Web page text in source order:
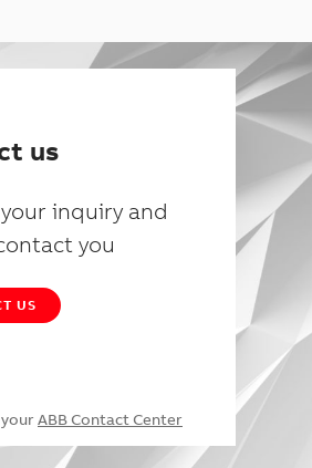
us
inquiry and
you
US
ABB Contact Center